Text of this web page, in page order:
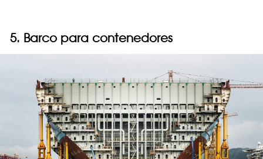
5. Barco para contenedores